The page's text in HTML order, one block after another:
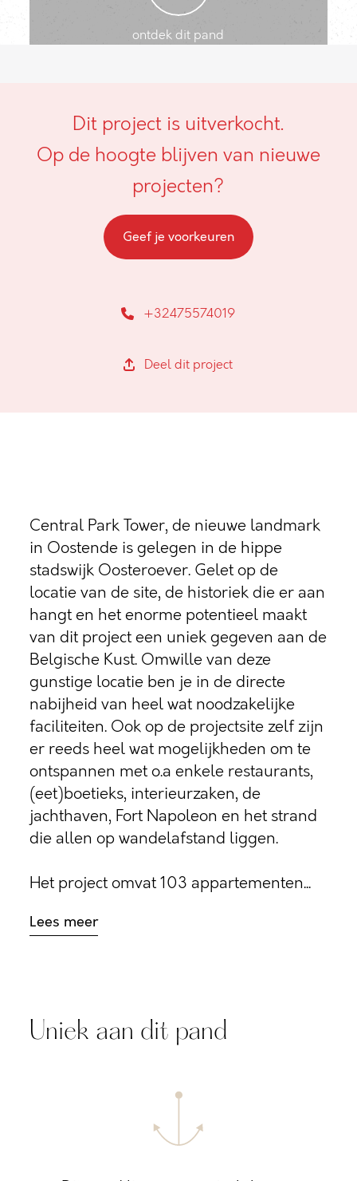
ontdek dit pand
Dit project is uitverkocht.
Op de hoogte blijven van nieuwe
projecten?
Geef je voorkeuren
+32475574019
Deel dit project
Central Park Tower, de nieuwe landmark
in Oostende is gelegen in de hippe
stadswijk Oosteroever. Gelet op de
locatie van de site, de historiek die er aan
hangt en het enorme potentieel maakt
van dit project een uniek gegeven aan de
Belgische Kust. Omwille van deze
gunstige locatie ben je in de directe
nabijheid van heel wat noodzakelijke
faciliteiten. Ook op de projectsite zelf zijn
er reeds heel wat mogelijkheden om te
ontspannen met o.a enkele restaurants,
(eet)boetieks, interieurzaken, de
jachthaven, Fort Napoleon en het strand
die allen op wandelafstand liggen.
Het project omvat 103 appartementen...
Lees meer
Uniek aan dit pand